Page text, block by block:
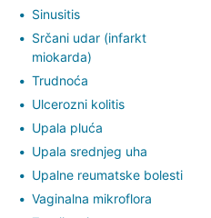
Sinusitis
Srčani udar (infarkt
miokarda)
Trudnoća
Ulcerozni kolitis
Upala pluća
Upala srednjeg uha
Upalne reumatske bolesti
Vaginalna mikroflora